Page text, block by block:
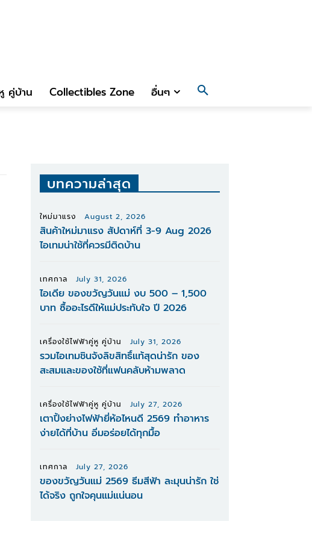
คู่บ้าน Collectibles Zone อื่นๆ
บทความล่าสุด
ใหม่มาแรง August 2, 2026
สินค้าใหม่มาแรง สัปดาห์ที่ 3-9 Aug 2026
ไอเทมน่าใช้ที่ควรมีติดบ้าน
เทศกาล July 31, 2026
ไอเดีย ของขวัญวันแม่ งบ 500 – 1,500
บาท ซื้ออะไรดีให้แม่ประทับใจ ปี 2026
เครื่องใช้ไฟฟ้าคู่หู คู่บ้าน July 31, 2026
รวมไอเทมชินจังลิขสิทธิ์แท้สุดน่ารัก ของ
สะสมและของใช้ที่แฟนคลับห้ามพลาด
เครื่องใช้ไฟฟ้าคู่หู คู่บ้าน July 27, 2026
เตาปิ้งย่างไฟฟ้ายี่ห้อไหนดี 2569 ทำอาหาร
ง่ายได้ที่บ้าน อิ่มอร่อยได้ทุกมื้อ
เทศกาล July 27, 2026
ของขวัญวันแม่ 2569 ธีมสีฟ้า ละมุนน่ารัก ใช่
ได้จริง ถูกใจคุนแม่แน่นอน